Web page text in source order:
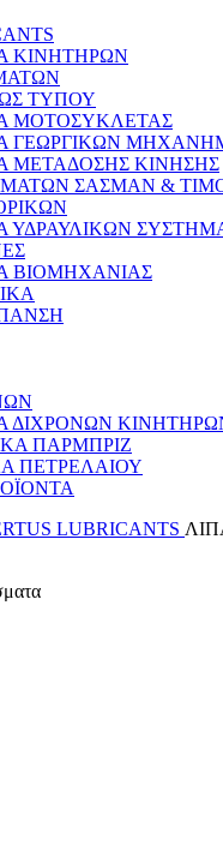
ΚΙΝΗΤΗΡΩΝ
ΤΥΠΟΥ
ΜΟΤΟΣΥΚΛΕΤΑΣ
ΓΕΩΡΓΙΚΩΝ
ΜΕΤΑΔΟΣΗΣ ΚΙΝΗΣΗΣ
ΣΑΣΜΑΝ &
ΥΔΡΑΥΛΙΚΩΝ
ΒΙΟΜΗΧΑΝΙΑΣ
ΔΙΧΡΟΝΩΝ
ΠΑΡΜΠΡΙΖ
ΠΕΤΡΕΛΑΙΟΥ
LUBRICANTS